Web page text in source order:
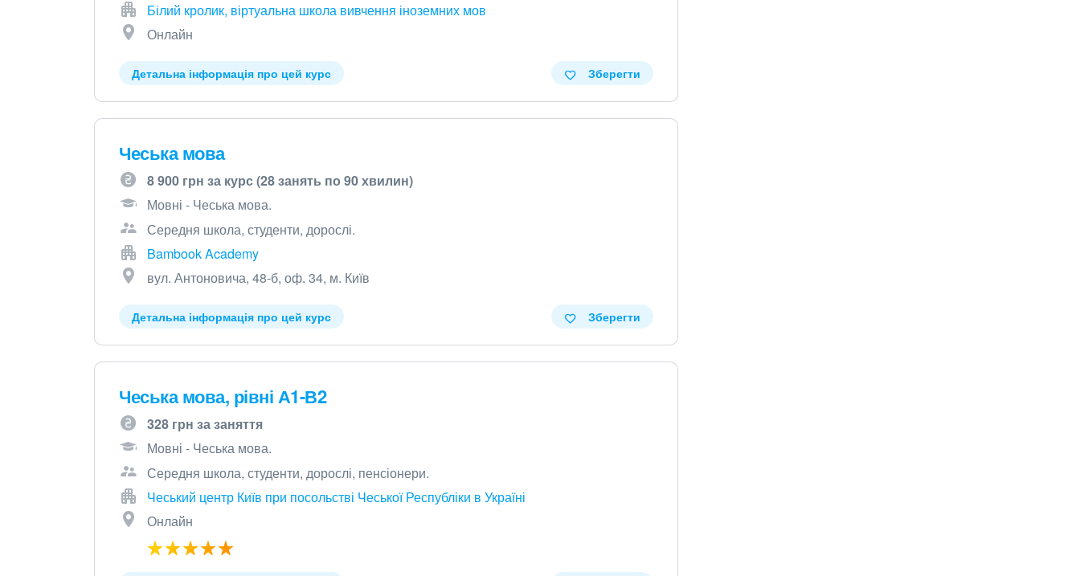
Білий кролик, віртуальна школа вивчення іноземних мов
Онлайн
Детальна інформація про цей курс Зберегти
Чеська мова
8 900 грн за курс (28 занять по 90 хвилин)
Мовні - Чеська мова.
Середня школа, студенти, дорослі.
Bambook Academy
вул. Антоновича, 48-б, оф. 34, м. Київ
Детальна інформація про цей курс Зберегти
Чеська мова, рівні А1-В2
328 грн за заняття
Мовні - Чеська мова.
Середня школа, студенти, дорослі, пенсіонери.
Чеський центр Київ при посольстві Чеської Республіки в Україні
Онлайн